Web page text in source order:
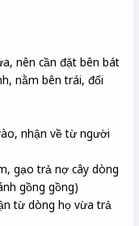
nên cần đặt bên bát
nằm bên trái, đối
nhận về từ người
gạo trả nợ cây dòng
gồng gồng)
từ dòng họ vừa trả